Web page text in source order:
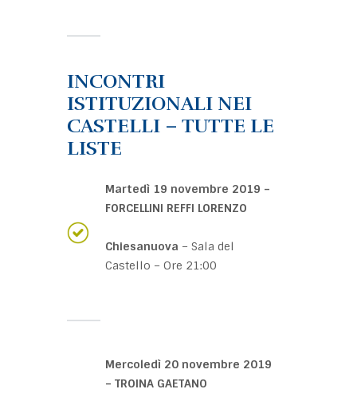
INCONTRI
ISTITUZIONALI NEI
CASTELLI – TUTTE LE
LISTE
Martedì 19 novembre 2019 –
FORCELLINI REFFI LORENZO
Chiesanuova – Sala del
Castello – Ore 21:00
Mercoledì 20 novembre 2019
– TROINA GAETANO